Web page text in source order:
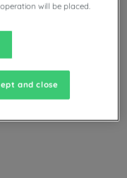
Campanile u uit
de beste prijs!
will be placed.
and close